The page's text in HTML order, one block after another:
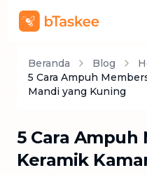
Beranda Blog
5 Cara Ampuh
Mandi yang Kuning
5 Cara
Keramik